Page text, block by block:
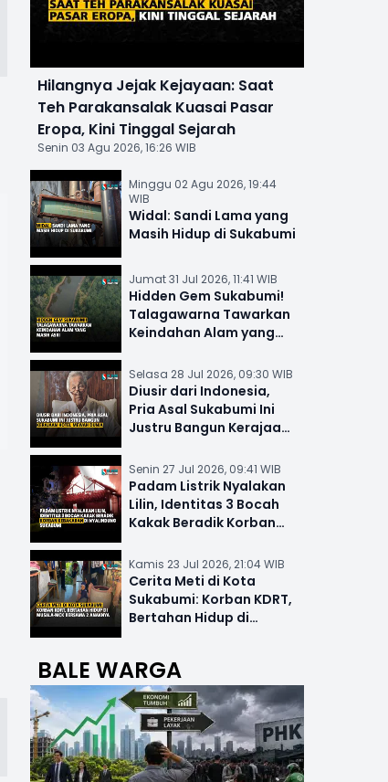
Hilangnya Jejak Kejayaan: Saat
Teh Parakansalak Kuasai Pasar
Eropa, Kini Tinggal Sejarah
Senin 03 Agu 2026, 16:26 WIB
Minggu 02 Agu 2026, 19:44
WIB
Widal: Sandi Lama yang
Masih Hidup di Sukabumi
Jumat 31 Jul 2026, 11:41 WIB
Hidden Gem Sukabumi!
Talagawarna Tawarkan
Keindahan Alam yang
Selasa 28 Jul 2026, 09:30 WIB
Diusir dari Indonesia,
Pria Asal Sukabumi Ini
Justru Bangun Kerajaan
Senin 27 Jul 2026, 09:41 WIB
Padam Listrik Nyalakan
Lilin, Identitas 3 Bocah
Kakak Beradik Korban
Kamis 23 Jul 2026, 21:04 WIB
Cerita Meti di Kota
Sukabumi: Korban KDRT,
Bertahan Hidup di
BALE WARGA